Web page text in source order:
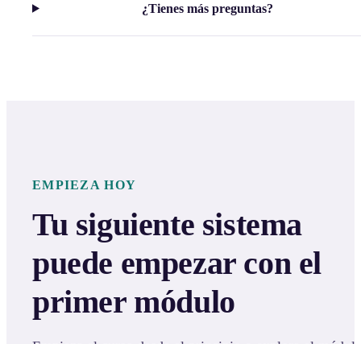
¿Tienes más preguntas?
EMPIEZA HOY
Tu siguiente sistema
puede empezar con el
primer módulo